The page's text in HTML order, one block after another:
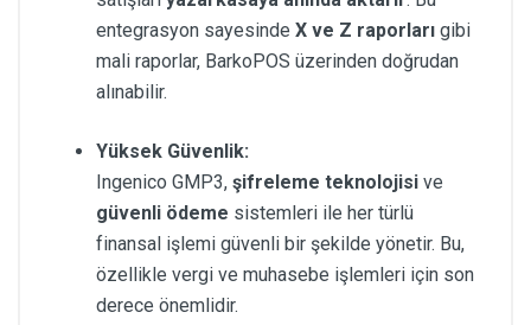
entegrasyon sayesinde X ve Z raporları gibi
mali raporlar, BarkoPOS üzerinden doğrudan
alınabilir.
Yüksek Güvenlik:
Ingenico GMP3, şifreleme teknolojisi ve
güvenli ödeme sistemleri ile her türlü
finansal işlemi güvenli bir şekilde yönetir. Bu,
özellikle vergi ve muhasebe işlemleri için son
derece önemlidir.